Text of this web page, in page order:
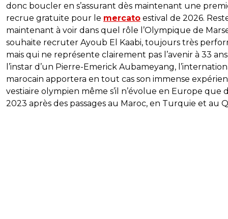
donc boucler en s’assurant dès maintenant une
recrue gratuite pour le mercato estival de 2026.
maintenant à voir dans quel rôle l’Olympique de
souhaite recruter Ayoub El Kaabi, toujours très
mais qui ne représente clairement pas l’avenir à 33
l’instar d’un Pierre-Emerick Aubameyang,
marocain apportera en tout cas son immense
vestiaire olympien même s’il n’évolue en Europe que
2023 après des passages au Maroc, en Turquie et au